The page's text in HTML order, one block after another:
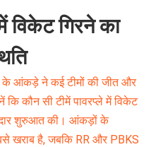
विकेट गिरने का
के आंकड़े ने कई टीमों की जीत और
कौन सी टीमें पावरप्ले में विकेट
शुरुआत की। आंकड़ों के
खराब है, जबकि RR और PBKS